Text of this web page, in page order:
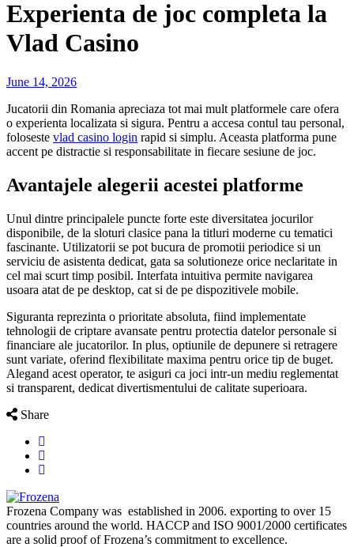
Experienta de joc completa la
Vlad Casino
June 14, 2026
Jucatorii din Romania apreciaza tot mai mult platformele care ofera
o experienta localizata si sigura. Pentru a accesa contul tau personal,
foloseste vlad casino login rapid si simplu. Aceasta platforma pune
accent pe distractie si responsabilitate in fiecare sesiune de joc.
Avantajele alegerii acestei platforme
Unul dintre principalele puncte forte este diversitatea jocurilor
disponibile, de la sloturi clasice pana la titluri moderne cu tematici
fascinante. Utilizatorii se pot bucura de promotii periodice si un
serviciu de asistenta dedicat, gata sa solutioneze orice neclaritate in
cel mai scurt timp posibil. Interfata intuitiva permite navigarea
usoara atat de pe desktop, cat si de pe dispozitivele mobile.
Siguranta reprezinta o prioritate absoluta, fiind implementate
tehnologii de criptare avansate pentru protectia datelor personale si
financiare ale jucatorilor. In plus, optiunile de depunere si retragere
sunt variate, oferind flexibilitate maxima pentru orice tip de buget.
Alegand acest operator, te asiguri ca joci intr-un mediu reglementat
si transparent, dedicat divertismentului de calitate superioara.
Share
Frozena Company was established in 2006. exporting to over 15
countries around the world. HACCP and ISO 9001/2000 certificates
are a solid proof of Frozena’s commitment to excellence.